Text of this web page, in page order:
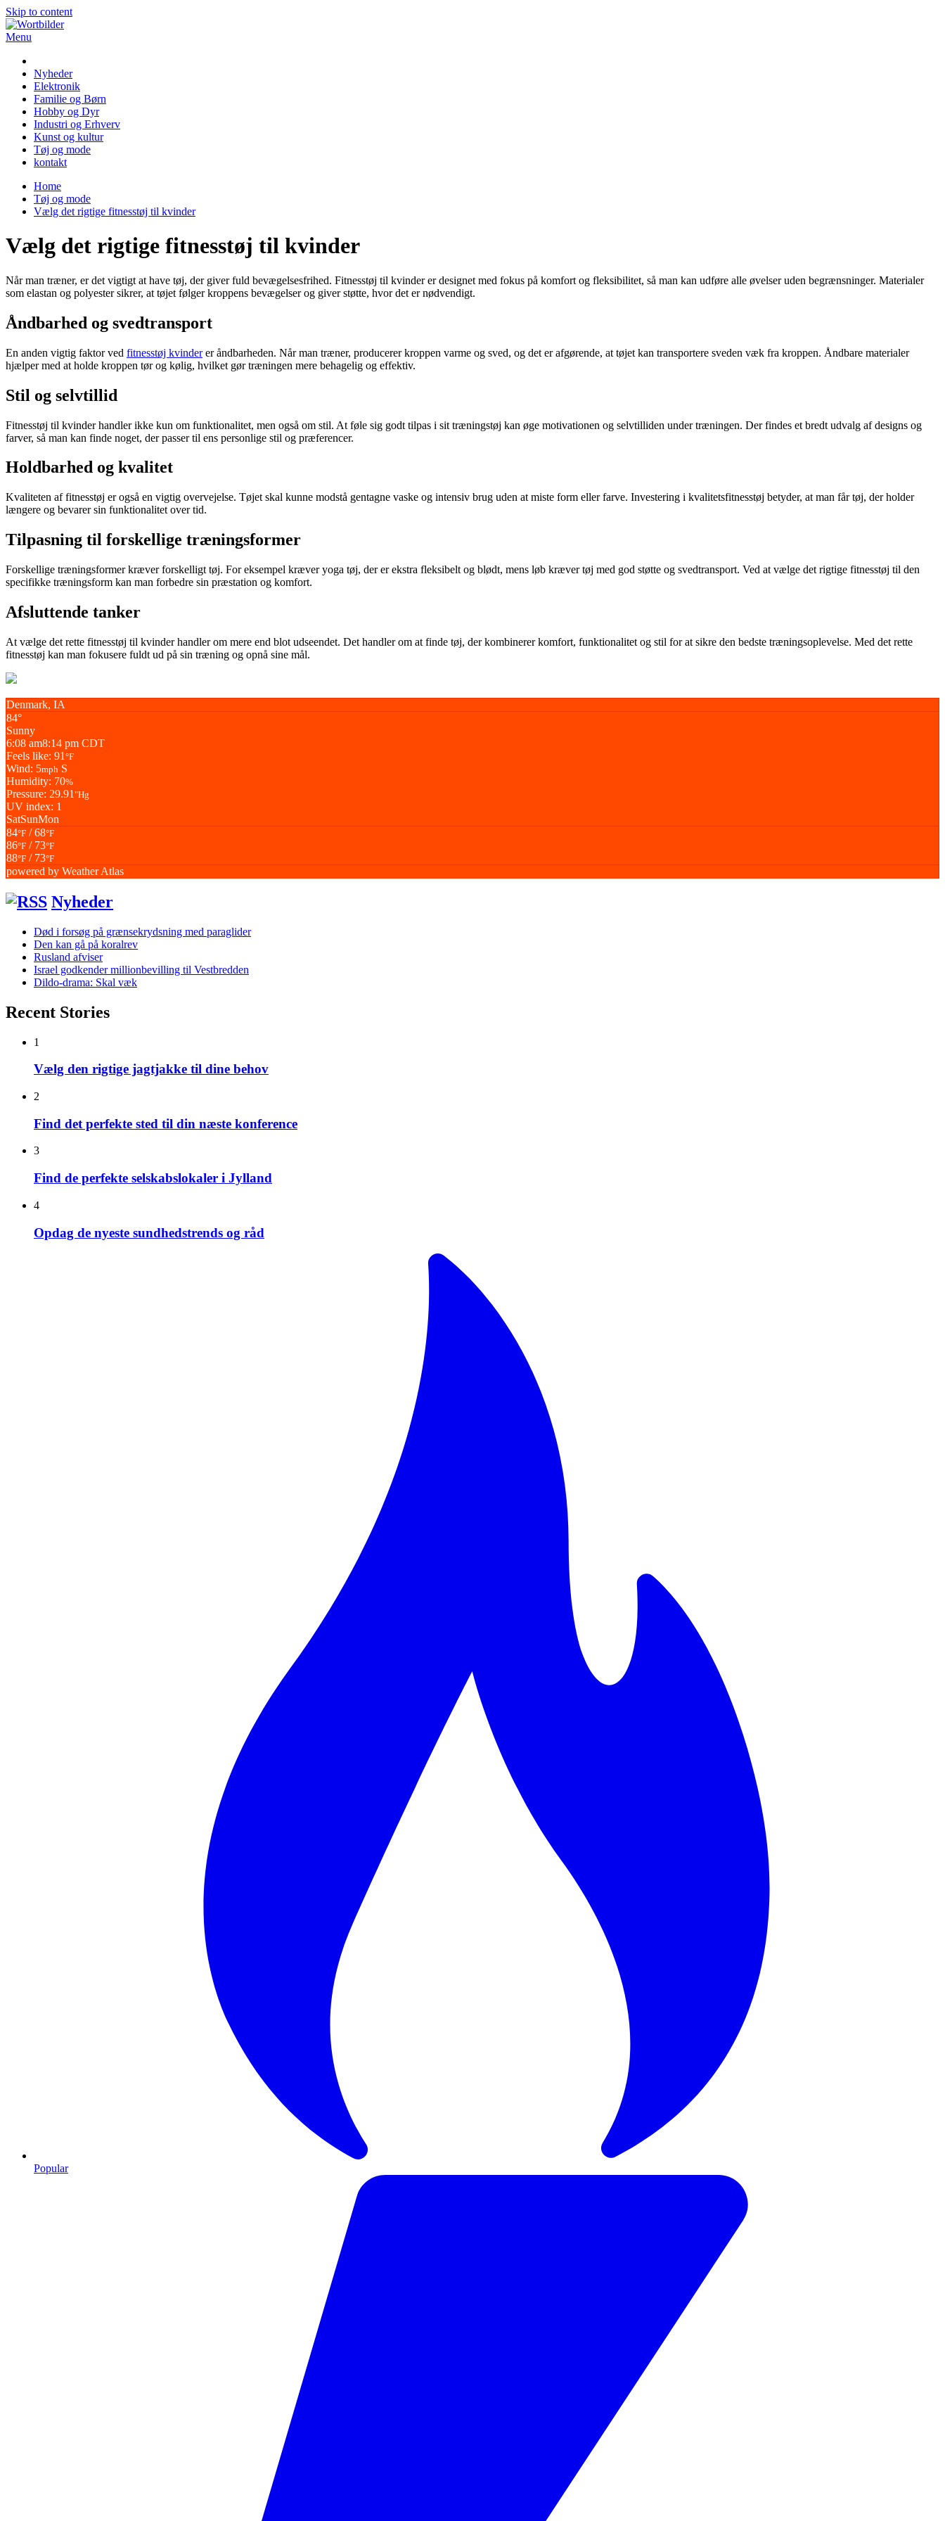
Skip to content
Menu
Nyheder
Elektronik
Familie og Børn
Hobby og Dyr
Industri og Erhverv
Kunst og kultur
Tøj og mode
kontakt
Home
Tøj og mode
Vælg det rigtige fitnesstøj til kvinder
Vælg det rigtige fitnesstøj til kvinder
Når man træner, er det vigtigt at have tøj, der giver fuld bevægelsesfrihed. Fitnesstøj til kvinder er designet med fokus på komfort og fleksibilitet, så man kan udføre alle øvelser uden begrænsninger. Materialer
som elastan og polyester sikrer, at tøjet følger kroppens bevægelser og giver støtte, hvor det er nødvendigt.
Åndbarhed og svedtransport
En anden vigtig faktor ved fitnesstøj kvinderer åndbarheden. Når man træner, producerer kroppen varme og sved, og det er afgørende, at tøjet kan transportere sveden væk fra kroppen. Åndbare materialer
hjælper med at holde kroppen tør og kølig, hvilket gør træningen mere behagelig og effektiv.
Stil og selvtillid
Fitnesstøj til kvinder handler ikke kun om funktionalitet, men også om stil. At føle sig godt tilpas i sit træningstøj kan øge motivationen og selvtilliden under træningen. Der findes et bredt udvalg af designs og
farver, så man kan finde noget, der passer til ens personlige stil og præferencer.
Holdbarhed og kvalitet
Kvaliteten af fitnesstøj er også en vigtig overvejelse. Tøjet skal kunne modstå gentagne vaske og intensiv brug uden at miste form eller farve. Investering i kvalitetsfitnesstøj betyder, at man får tøj, der holder
længere og bevarer sin funktionalitet over tid.
Tilpasning til forskellige træningsformer
Forskellige træningsformer kræver forskelligt tøj. For eksempel kræver yoga tøj, der er ekstra fleksibelt og blødt, mens løb kræver tøj med god støtte og svedtransport. Ved at vælge det rigtige fitnesstøj til den
specifikke træningsform kan man forbedre sin præstation og komfort.
Afsluttende tanker
At vælge det rette fitnesstøj til kvinder handler om mere end blot udseendet. Det handler om at finde tøj, der kombinerer komfort, funktionalitet og stil for at sikre den bedste træningsoplevelse. Med det rette
fitnesstøj kan man fokusere fuldt ud på sin træning og opnå sine mål.
Denmark, IA
84°
Sunny
6:08 am8:14 pm CDT
Feels like: 91 °F
Wind: 5mph S
Humidity: 70%
Pressure: 29.91 "Hg
UV index: 1
SatSunMon
84°F / 68°F
86°F / 73°F
88°F / 73°F
powered by Weather Atlas
Nyheder
Død i forsøg på grænsekrydsning med paraglider
Den kan gå på koralrev
Rusland afviser
Israel godkender millionbevilling til Vestbredden
Dildo-drama: Skal væk
Recent Stories
1
Vælg den rigtige jagtjakke til dine behov
2
Find det perfekte sted til din næste konference
3
Find de perfekte selskabslokaler i Jylland
4
Opdag de nyeste sundhedstrends og råd
Popular